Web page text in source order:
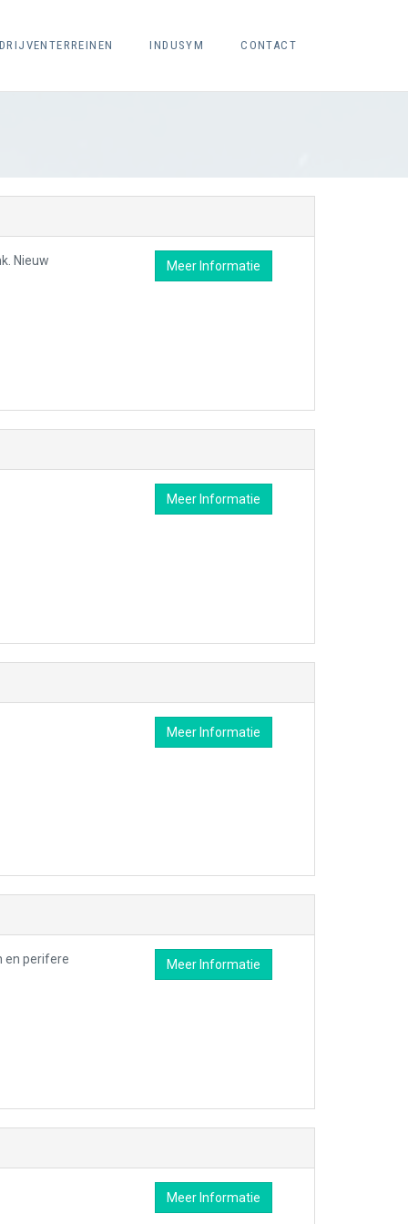
INDUSYM CONTACT
Nieuw
Meer Informatie
Meer Informatie
Meer Informatie
en perifere
Meer Informatie
Meer Informatie